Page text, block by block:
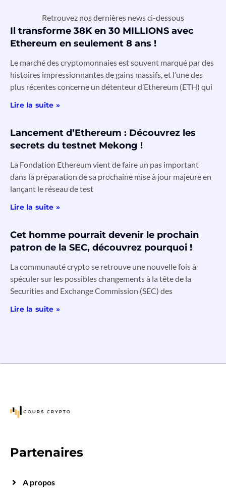
Retrouvez nos dernières news ci-dessous
Il transforme 38K en 30 MILLIONS avec
Ethereum en seulement 8 ans !
Le marché des cryptomonnaies est souvent marqué par des
histoires impressionnantes de gains massifs, et l’une des
plus récentes concerne un détenteur d’Ethereum (ETH) qui
Lire la suite »
Lancement d’Ethereum : Découvrez les
secrets du testnet Mekong !
La Fondation Ethereum vient de faire un pas important
dans la préparation de sa prochaine mise à jour majeure en
lançant le réseau de test
Lire la suite »
Cet homme pourrait devenir le prochain
patron de la SEC, découvrez pourquoi !
La communauté crypto se retrouve une nouvelle fois à
spéculer sur les possibles changements à la tête de la
Securities and Exchange Commission (SEC) des
Lire la suite »
Partenaires
A propos